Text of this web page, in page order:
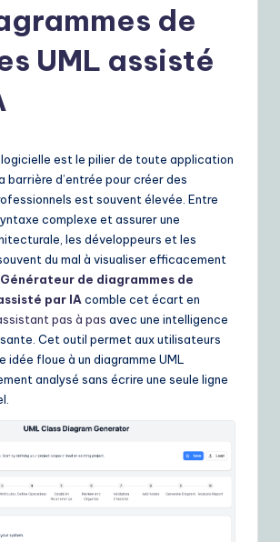
de
UML assisté
est le pilier de toute application
barrière d’entrée pour créer des
est souvent élevée. Entre
complexe et assurer une
les développeurs et les
du mal à visualiser efficacement
Générateur de diagrammes de
par IA comble cet écart en
pas à pas avec une intelligence
Cet outil permet aux utilisateurs
idée floue à un diagramme UML
analysé sans écrire une seule ligne